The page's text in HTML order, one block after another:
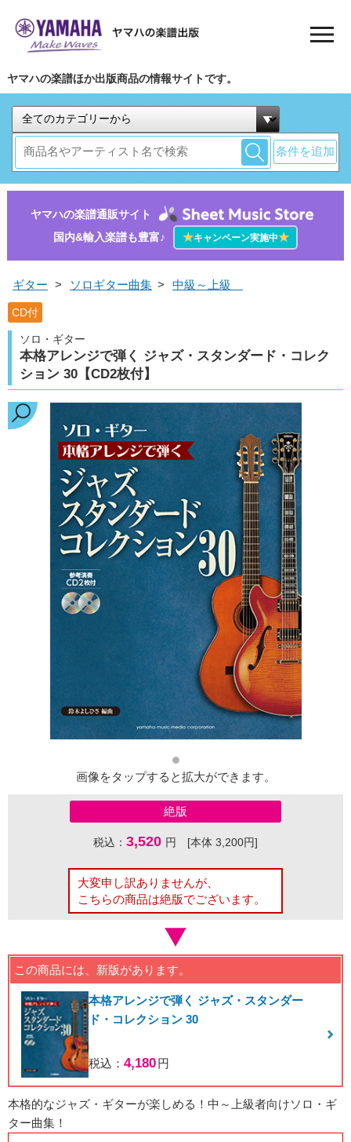
ヤマハの楽譜ほか出版商品の情報サイトです。
条件を追加
ヤマハの楽譜通販サイト
国内&輸入楽譜も豊富♪
★キャンペーン実施中★
ギター > ソロギター曲集 > 中級～上級
CD付
ソロ・ギター
本格アレンジで弾く ジャズ・スタンダード・コレク
ション 30【CD2枚付】
画像をタップすると拡大ができます。
絶版
税込： 3,520 円 [本体 3,200円]
大変申し訳ありませんが、
こちらの商品は絶版でございます。
この商品には、新版があります。
本格アレンジで弾く ジャズ・スタンダー
ド・コレクション 30
税込： 4,180円
本格的なジャズ・ギターが楽しめる！中～上級者向けソロ・ギ
ター曲集！